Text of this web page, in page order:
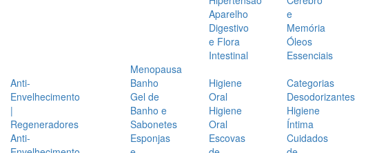
Aparelho
Digestivo
e Flora
Intestinal
e
Memória
Óleos
Essenciais
Menopausa
Anti-
Envelhecimento
|
Regeneradores
Anti-
Banho
Gel de
Banho e
Sabonetes
Esponjas
Higiene
Oral
Higiene
Oral
Escovas
Categorias
Desodorizantes
Higiene
Íntima
Cuidados